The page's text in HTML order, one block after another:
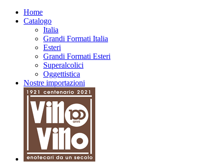
Home
Catalogo
Italia
Grandi Formati Italia
Esteri
Grandi Formati Esteri
Superalcolici
Oggettistica
Nostre importazioni